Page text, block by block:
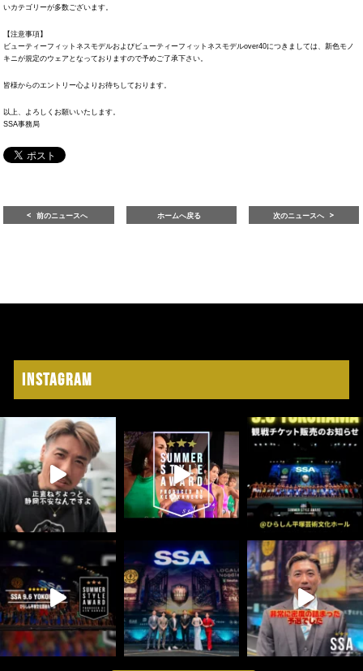
いカテゴリーが多数ございます。
【注意事項】
ビューティーフィットネスモデルおよびビューティーフィットネスモデルover40につきましては、新色モノ
キニが規定のウェアとなっておりますので予めご了承下さい。
皆様からのエントリー心よりお待ちしております。
以上、よろしくお願いいたします。
SSA事務局
前のニュースへ ホームへ戻る 次のニュースへ
Instagram